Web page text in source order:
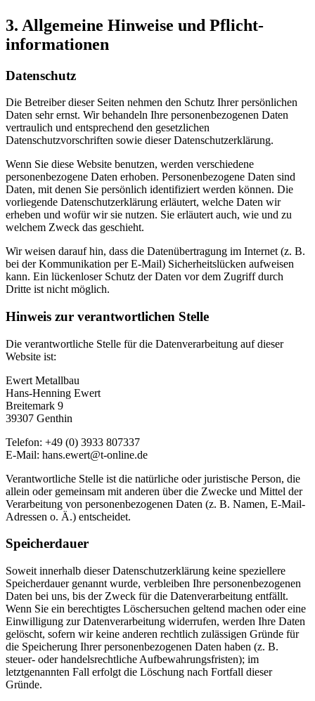
3. Allgemeine Hinweise und Pflicht­
informationen
Datenschutz
Die Betreiber dieser Seiten nehmen den Schutz Ihrer persönlichen
Daten sehr ernst. Wir behandeln Ihre personenbezogenen Daten
vertraulich und entsprechend den gesetzlichen
Datenschutzvorschriften sowie dieser Datenschutzerklärung.
Wenn Sie diese Website benutzen, werden verschiedene
personenbezogene Daten erhoben. Personenbezogene Daten sind
Daten, mit denen Sie persönlich identifiziert werden können. Die
vorliegende Datenschutzerklärung erläutert, welche Daten wir
erheben und wofür wir sie nutzen. Sie erläutert auch, wie und zu
welchem Zweck das geschieht.
Wir weisen darauf hin, dass die Datenübertragung im Internet (z. B.
bei der Kommunikation per E-Mail) Sicherheitslücken aufweisen
kann. Ein lückenloser Schutz der Daten vor dem Zugriff durch
Dritte ist nicht möglich.
Hinweis zur verantwortlichen Stelle
Die verantwortliche Stelle für die Datenverarbeitung auf dieser
Website ist:
Ewert Metallbau
Hans-Henning Ewert
Breitemark 9
39307 Genthin
Telefon: +49 (0) 3933 807337
E-Mail: hans.ewert@t-online.de
Verantwortliche Stelle ist die natürliche oder juristische Person, die
allein oder gemeinsam mit anderen über die Zwecke und Mittel der
Verarbeitung von personenbezogenen Daten (z. B. Namen, E-Mail-
Adressen o. Ä.) entscheidet.
Speicherdauer
Soweit innerhalb dieser Datenschutzerklärung keine speziellere
Speicherdauer genannt wurde, verbleiben Ihre personenbezogenen
Daten bei uns, bis der Zweck für die Datenverarbeitung entfällt.
Wenn Sie ein berechtigtes Löschersuchen geltend machen oder eine
Einwilligung zur Datenverarbeitung widerrufen, werden Ihre Daten
gelöscht, sofern wir keine anderen rechtlich zulässigen Gründe für
die Speicherung Ihrer personenbezogenen Daten haben (z. B.
steuer- oder handelsrechtliche Aufbewahrungsfristen); im
letztgenannten Fall erfolgt die Löschung nach Fortfall dieser
Gründe.